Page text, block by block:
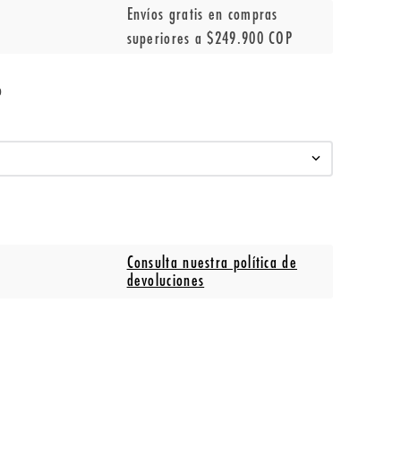
Envíos gratis en compras
superiores a $249.900 COP
Consulta nuestra política de
devoluciones